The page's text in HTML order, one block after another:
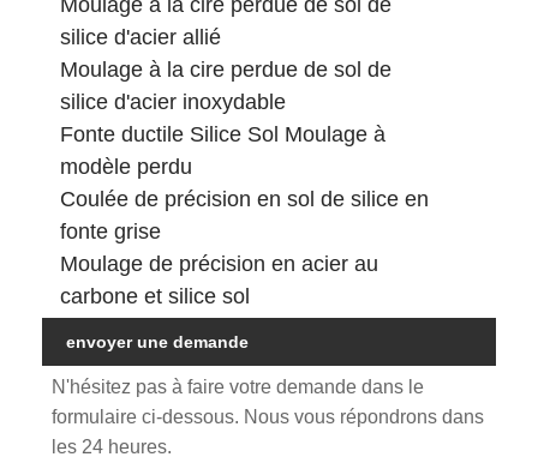
silice d'acier allié
Moulage à la cire perdue de sol de
silice d'acier inoxydable
Fonte ductile Silice Sol Moulage à
modèle perdu
Coulée de précision en sol de silice en
fonte grise
Moulage de précision en acier au
carbone et silice sol
envoyer une demande
N'hésitez pas à faire votre demande dans le
formulaire ci-dessous. Nous vous répondrons dans
les 24 heures.